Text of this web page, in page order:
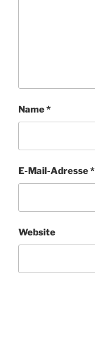
Name*
E-Mail-Adresse*
Website